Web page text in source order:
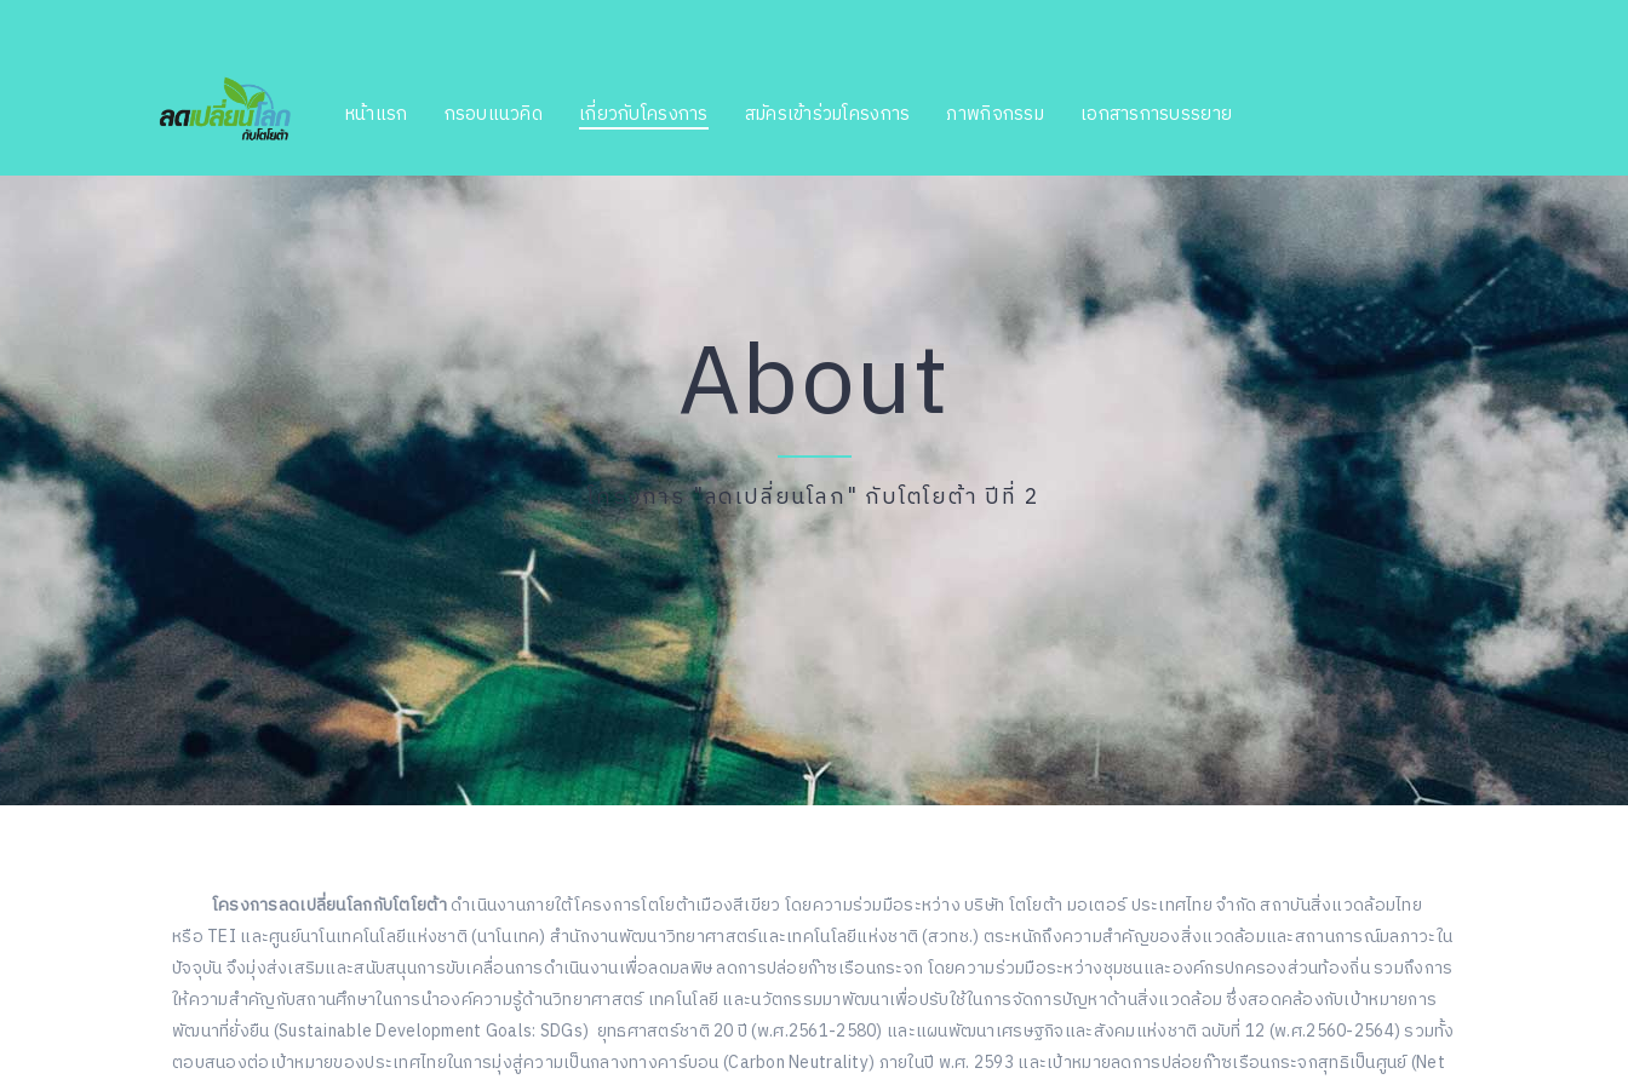
หน้าแรก กรอบแนวคิด เกี่ยวกับโครงการ สมัครเข้าร่วมโครงการ ภาพกิจกรรม เอกสารการบรรยาย
About
โครงการ "ลดเปลี่ยนโลก" กับโตโยต้า ปีที่ 2
โครงการลดเปลี่ยนโลกกับโตโยต้าดำเนินงานภายใต้โครงการโตโยต้าเมืองสีเขียว โดยความร่วมมือระหว่าง บริษัท โตโยต้า มอเตอร์ ประเทศไทย จำกัด สถาบันสิ่งแวดล้อมไทย
หรือ TEI และศูนย์นาโนเทคโนโลยีแห่งชาติ (นาโนเทค) สำนักงานพัฒนาวิทยาศาสตร์และเทคโนโลยีแห่งชาติ (สวทช.) ตระหนักถึงความสำคัญของสิ่งแวดล้อมและสถานการณ์มลภาวะใน
ปัจจุบัน จึงมุ่งส่งเสริมและสนับสนุนการขับเคลื่อนการดำเนินงานเพื่อลดมลพิษ ลดการปล่อยก๊าซเรือนกระจก โดยความร่วมมือระหว่างชุมชนและองค์กรปกครองส่วนท้องถิ่น รวมถึงการ
ให้ความสำคัญกับสถานศึกษาในการนำองค์ความรู้ด้านวิทยาศาสตร์ เทคโนโลยี และนวัตกรรมมาพัฒนาเพื่อปรับใช้ในการจัดการปัญหาด้านสิ่งแวดล้อม ซึ่งสอดคล้องกับเป้าหมายการ
พัฒนาที่ยั่งยืน (Sustainable Development Goals: SDGs) ยุทธศาสตร์ชาติ 20 ปี (พ.ศ.2561-2580) และแผนพัฒนาเศรษฐกิจและสังคมแห่งชาติ ฉบับที่ 12 (พ.ศ.2560-2564) รวมทั้ง
ตอบสนองต่อเป้าหมายของประเทศไทยในการมุ่งสู่ความเป็นกลางทางคาร์บอน (Carbon Neutrality) ภายในปี พ.ศ. 2593 และเป้าหมายลดการปล่อยก๊าซเรือนกระจกสุทธิเป็นศูนย์ (Net